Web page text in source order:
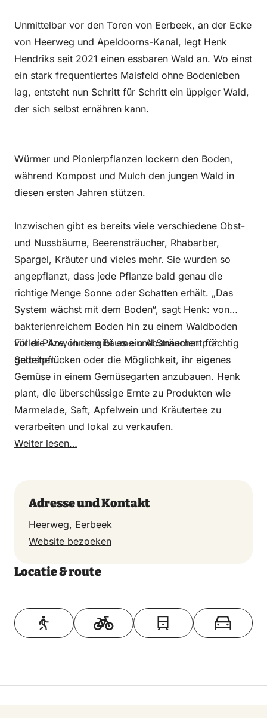
Unmittelbar vor den Toren von Eerbeek, an der Ecke
von Heerweg und Apeldoorns-Kanal, legt Henk
Hendriks seit 2021 einen essbaren Wald an. Wo einst
ein stark frequentiertes Maisfeld ohne Bodenleben
lag, entsteht nun Schritt für Schritt ein üppiger Wald,
der sich selbst ernähren kann.
Würmer und Pionierpflanzen lockern den Boden,
während Kompost und Mulch den jungen Wald in
diesen ersten Jahren stützen.
Inzwischen gibt es bereits viele verschiedene Obst-
und Nussbäume, Beerensträucher, Rhabarber,
Spargel, Kräuter und vieles mehr. Sie wurden so
angepflanzt, dass jede Pflanze bald genau die
richtige Menge Sonne oder Schatten erhält. „Das
System wächst mit dem Boden“, sagt Henk: von
bakterienreichem Boden hin zu einem Waldboden
voller Pilze, in dem Bäume und Sträucher prächtig
gedeihen.
Für die Anwohner gibt es ein Abonnement für
Selbstpflücken oder die Möglichkeit, ihr eigenes
Gemüse in einem Gemüsegarten anzubauen. Henk
plant, die überschüssige Ernte zu Produkten wie
Marmelade, Saft, Apfelwein und Kräutertee zu
verarbeiten und lokal zu verkaufen.
Weiter lesen…
Adresse und Kontakt
Heerweg, Eerbeek
Website bezoeken
Locatie & route
Toon op kaart